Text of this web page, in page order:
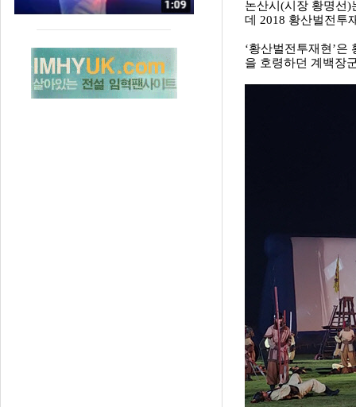
논산시(시장 황명선)
데 2018 황산벌전투
‘황산벌전투재현’
을 호령하던 계백장